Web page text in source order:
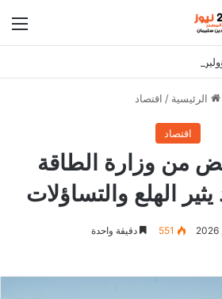
من حكومة كامل إدريس
الرئيسية / اقتصاد
اقتصاد
من وزارة الطاقة
الهلع والتساؤلات
551 دقيقة واحدة